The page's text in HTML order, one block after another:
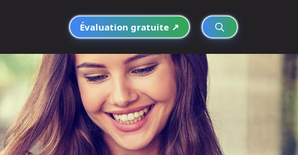
Évaluation gratuite ↗